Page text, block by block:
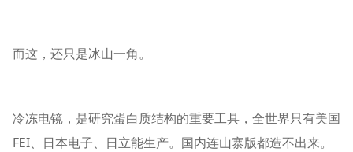
而这，还只是冰山一角。
冷冻电镜，是研究蛋白质结构的重要工具，全世界只有美国
FEI、日本电子、日立能生产。国内连山寨版都造不出来。